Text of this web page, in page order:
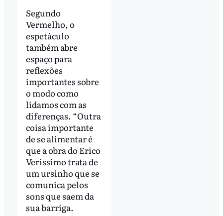
Segundo
Vermelho, o
espetáculo
também abre
espaço para
reflexões
importantes sobre
o modo como
lidamos com as
diferenças. “Outra
coisa importante
de se alimentar é
que a obra do Erico
Verissimo trata de
um ursinho que se
comunica pelos
sons que saem da
sua barriga.